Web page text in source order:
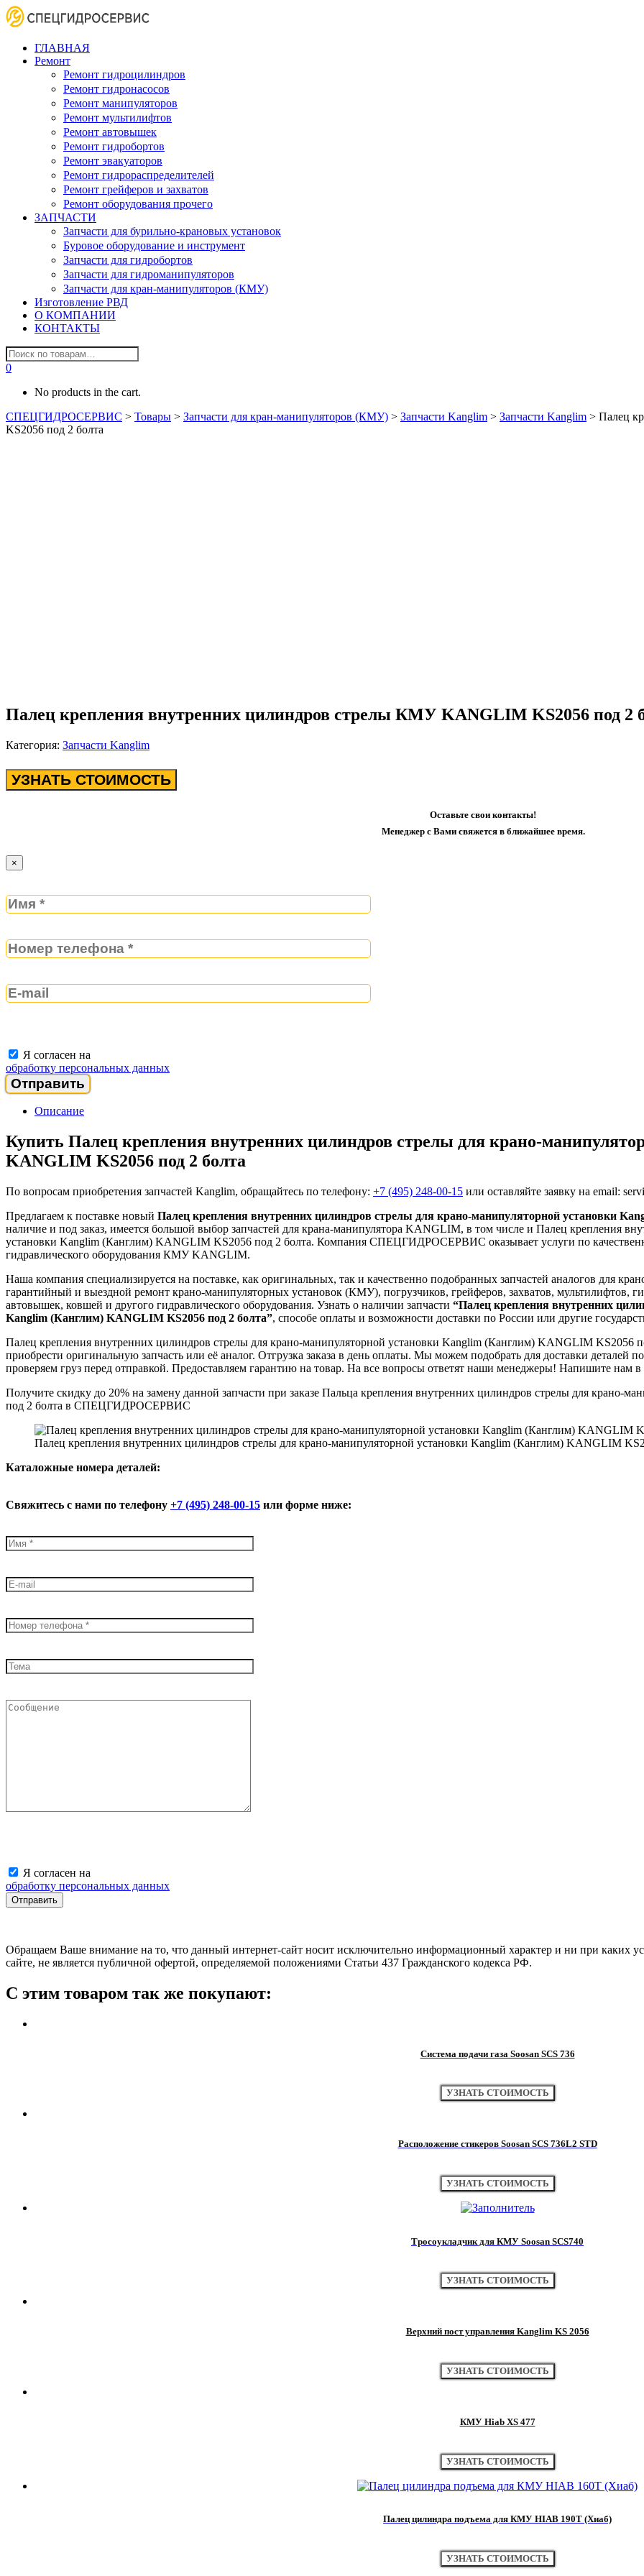
ГЛАВНАЯ
Ремонт
Ремонт гидроцилиндров
Ремонт гидронасосов
Ремонт манипуляторов
Ремонт мультилифтов
Ремонт автовышек
Ремонт гидробортов
Ремонт эвакуаторов
Ремонт гидрораспределителей
Ремонт грейферов и захватов
Ремонт оборудования прочего
ЗАПЧАСТИ
Запчасти для бурильно-крановых установок
Буровое оборудование и инструмент
Запчасти для гидробортов
Запчасти для гидроманипуляторов
Запчасти для кран-манипуляторов (КМУ)
Изготовление РВД
О КОМПАНИИ
КОНТАКТЫ
0
No products in the cart.
СПЕЦГИДРОСЕРВИС > Товары > Запчасти для кран-манипуляторов (КМУ) > Запчасти Kanglim > Запчасти Kanglim > Палец
KS2056 под 2 болта
Палец крепления внутренних цилиндров стрелы КМУ KANGLIM KS2056 под 2
Категория: Запчасти Kanglim
УЗНАТЬ СТОИМОСТЬ
Оставьте свои контакты!
Менеджер с Вами свяжется в ближайшее время.
×
Я согласен на
обработку персональных данных
Описание
Купить Палец крепления внутренних цилиндров стрелы для крано-
KANGLIM KS2056 под 2 болта
По вопросам приобретения запчастей Kanglim, обращайтесь по телефону: +7 (495) 248-00-15 или оставляйте заявку на email:
Предлагаем к поставке новый Палец крепления внутренних цилиндров стрелы для крано-манипуляторной установки
наличие и под заказ, имеется большой выбор запчастей для крана-манипулятора KANGLIM, в том числе и Палец крепления
установки Kanglim (Канглим) KANGLIM KS2056 под 2 болта. Компания СПЕЦГИДРОСЕРВИС оказывает услуги по
гидравлического оборудования КМУ KANGLIM.
Наша компания специализируется на поставке, как оригинальных, так и качественно подобранных запчастей аналогов для
гарантийный и выездной ремонт крано-манипуляторных установок (КМУ), погрузчиков, грейферов, захватов, мультилифтов,
автовышек, ковшей и другого гидравлического оборудования. Узнать о наличии запчасти “Палец крепления внутренних
Kanglim (Канглим) KANGLIM KS2056 под 2 болта”, способе оплаты и возможности доставки по России или другие
Палец крепления внутренних цилиндров стрелы для крано-манипуляторной установки Kanglim (Канглим) KANGLIM KS2056
приобрести оригинальную запчасть или её аналог. Отгрузка заказа в день оплаты. Мы можем подобрать для доставки
проверяем груз перед отправкой. Предоставляем гарантию на товар. На все вопросы ответят наши менеджеры! Напишите нам в
Получите скидку до 20% на замену данной запчасти при заказе Пальца крепления внутренних цилиндров стрелы для
под 2 болта в СПЕЦГИДРОСЕРВИС
Палец крепления внутренних цилиндров стрелы для крано-манипуляторной установки Kanglim (Канглим) KANGLIM
Каталожные номера деталей:
Свяжитесь с нами по телефону +7 (495) 248-00-15 или форме ниже:
Я согласен на
обработку персональных данных
Обращаем Ваше внимание на то, что данный интернет-сайт носит исключительно информационный характер и ни при каких
сайте, не является публичной офертой, определяемой положениями Статьи 437 Гражданского кодекса РФ.
С этим товаром так же покупают:
Система подачи газа Soosan SCS 736
УЗНАТЬ СТОИМОСТЬ
Расположение стикеров Soosan SCS 736L2 STD
УЗНАТЬ СТОИМОСТЬ
Тросоукладчик для КМУ Soosan SCS740
УЗНАТЬ СТОИМОСТЬ
Верхний пост управления Kanglim KS 2056
УЗНАТЬ СТОИМОСТЬ
КМУ Hiab XS 477
УЗНАТЬ СТОИМОСТЬ
Палец цилиндра подъема для КМУ HIAB 190Т (Хиаб)
УЗНАТЬ СТОИМОСТЬ